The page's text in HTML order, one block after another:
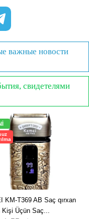
важные новости
свидетелями